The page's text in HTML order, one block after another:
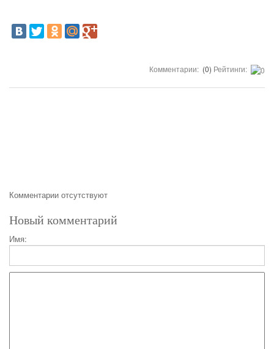
Комментарии: (0) Рейтинги:
Комментарии отсутствуют
Новый комментарий
Имя: